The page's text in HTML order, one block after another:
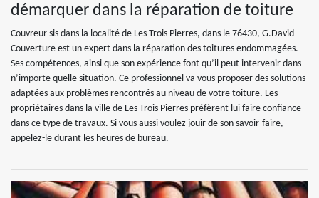
démarquer dans la réparation de toiture
Couvreur sis dans la localité de Les Trois Pierres, dans le 76430, G.David
Couverture est un expert dans la réparation des toitures endommagées.
Ses compétences, ainsi que son expérience font qu’il peut intervenir dans
n’importe quelle situation. Ce professionnel va vous proposer des solutions
adaptées aux problèmes rencontrés au niveau de votre toiture. Les
propriétaires dans la ville de Les Trois Pierres préfèrent lui faire confiance
dans ce type de travaux. Si vous aussi voulez jouir de son savoir-faire,
appelez-le durant les heures de bureau.